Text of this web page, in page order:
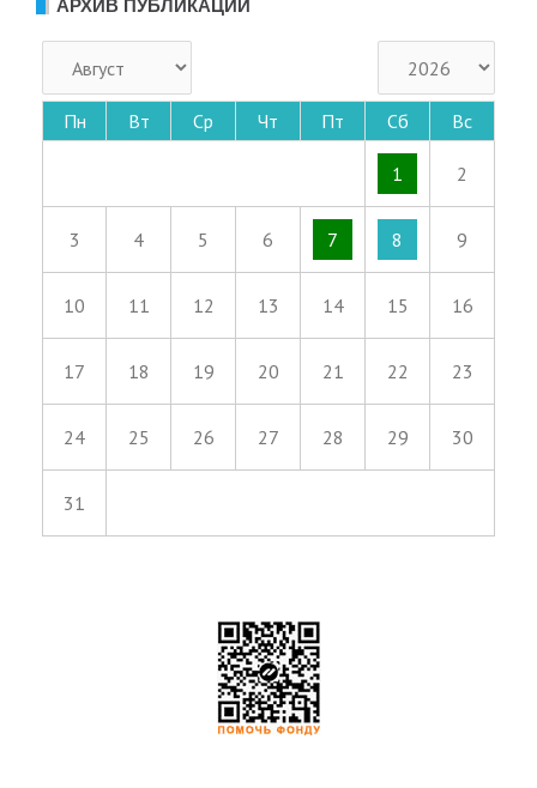
АРХИВ ПУБЛИКАЦИЙ
Пн Вт Ср Чт Пт Сб Вс
1 2
3 4 5 6 7 8 9
10 11 12 13 14 15 16
17 18 19 20 21 22 23
24 25 26 27 28 29 30
31